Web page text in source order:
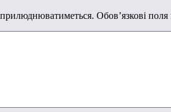
Обов’язкові